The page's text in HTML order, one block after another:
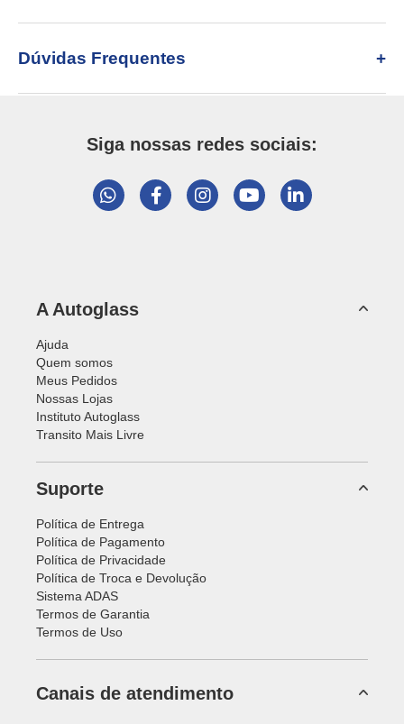
Dúvidas Frequentes
Siga nossas redes sociais:
A Autoglass
Ajuda
Quem somos
Meus Pedidos
Nossas Lojas
Instituto Autoglass
Transito Mais Livre
Suporte
Política de Entrega
Política de Pagamento
Política de Privacidade
Política de Troca e Devolução
Sistema ADAS
Termos de Garantia
Termos de Uso
Canais de atendimento